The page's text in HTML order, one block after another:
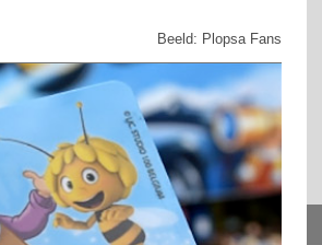
Beeld: Plopsa Fans